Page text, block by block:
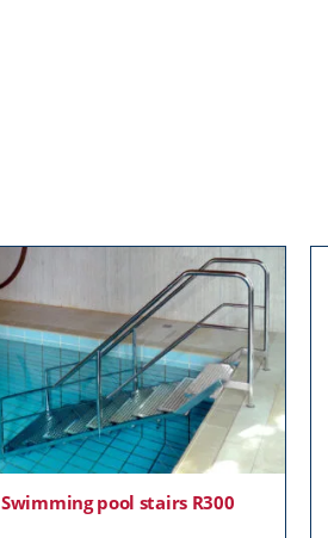
Swimming pool stairs R300